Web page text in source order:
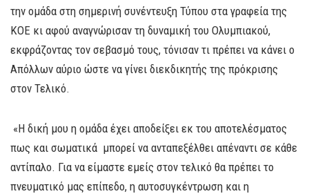
την ομάδα στη σημερινή συνέντευξη Τύπου στα γραφεία της
ΚΟΕ κι αφού αναγνώρισαν τη δυναμική του Ολυμπιακού,
εκφράζοντας τον σεβασμό τους, τόνισαν τι πρέπει να κάνει ο
Απόλλων αύριο ώστε να γίνει διεκδικητής της πρόκρισης
στον Τελικό.
«Η δική μου η ομάδα έχει αποδείξει εκ του αποτελέσματος
πως και σωματικά μπορεί να ανταπεξέλθει απέναντι σε κάθε
αντίπαλο. Για να είμαστε εμείς στον τελικό θα πρέπει το
πνευματικό μας επίπεδο, η αυτοσυγκέντρωση και η